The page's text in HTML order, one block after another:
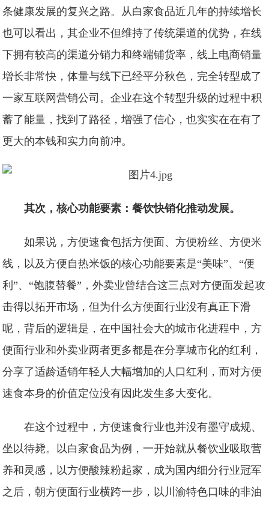
条健康发展的复兴之路。从白家食品近几年的持续增长
也可以看出，其企业不但维持了传统渠道的优势，在线
下拥有较高的渠道分销力和终端铺货率，线上电商销量
增长非常快，体量与线下已经平分秋色，完全转型成了
一家互联网营销公司。企业在这个转型升级的过程中积
蓄了能量，找到了路径，增强了信心，也实实在在有了
更大的本钱和实力向前冲。
其次，核心功能要素：餐饮快销化推动发展。
如果说，方便速食包括方便面、方便粉丝、方便米
线，以及方便自热米饭的核心功能要素是“美味”、“便
利”、“饱腹替餐”，外卖业曾结合这三点对方便面发起攻
击得以拓开市场，但为什么方便面行业没有真正下滑
呢，背后的逻辑是，在中国社会大的城市化进程中，方
便面行业和外卖业两者更多都是在分享城市化的红利，
分享了适龄适销年轻人大幅增加的人口红利，而对方便
速食本身的价值定位没有因此发生多大变化。
在这个过程中，方便速食行业也并没有墨守成规、
坐以待毙。以白家食品为例，一开始就从餐饮业吸取营
养和灵感，以方便酸辣粉起家，成为国内细分行业冠军
之后，朝方便面行业横跨一步，以川渝特色口味的非油